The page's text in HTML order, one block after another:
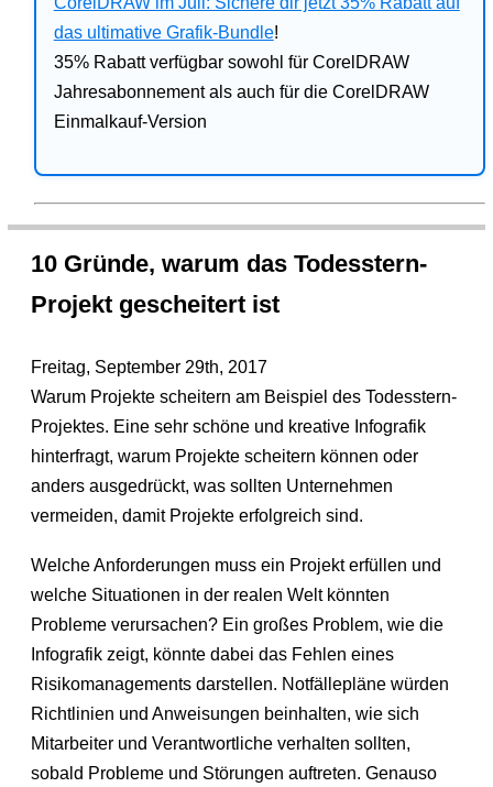
das ultimative Grafik-Bundle!
35% Rabatt verfügbar sowohl für CorelDRAW
Jahresabonnement als auch für die CorelDRAW
Einmalkauf-Version
10 Gründe, warum das Todesstern-
Projekt gescheitert ist
Freitag, September 29th, 2017
Warum Projekte scheitern am Beispiel des Todesstern-
Projektes. Eine sehr schöne und kreative Infografik
hinterfragt, warum Projekte scheitern können oder
anders ausgedrückt, was sollten Unternehmen
vermeiden, damit Projekte erfolgreich sind.
Welche Anforderungen muss ein Projekt erfüllen und
welche Situationen in der realen Welt könnten
Probleme verursachen? Ein großes Problem, wie die
Infografik zeigt, könnte dabei das Fehlen eines
Risikomanagements darstellen. Notfällepläne würden
Richtlinien und Anweisungen beinhalten, wie sich
Mitarbeiter und Verantwortliche verhalten sollten,
sobald Probleme und Störungen auftreten. Genauso